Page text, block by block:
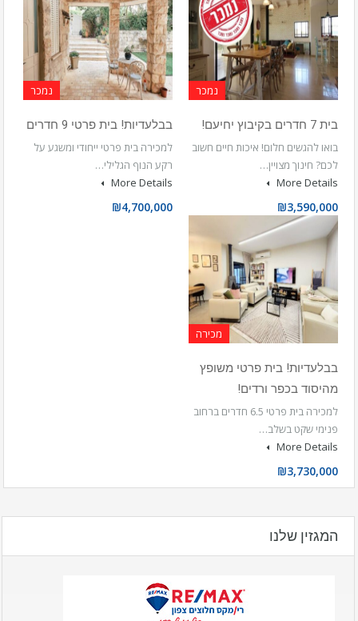
נמכר
בית 7 חדרים בקיבוץ יחיעם!
בואו להגשים חלום! איכות חיים חשוב
לכם? חינוך מצויין…
More Details
₪3,590,000
נמכר
בבלעדיות! בית פרטי 9 חדרים
למכירה בית פרטי ייחודי ומשגע על
רקע הנוף הגלילי…
More Details
₪4,700,000
מכירה
בבלעדיות! בית פרטי משופץ
מהיסוד בכפר ורדים!
למכירה בית פרטי 6.5 חדרים ברחוב
פנימי שקט בשלב…
More Details
₪3,730,000
המגזין שלנו